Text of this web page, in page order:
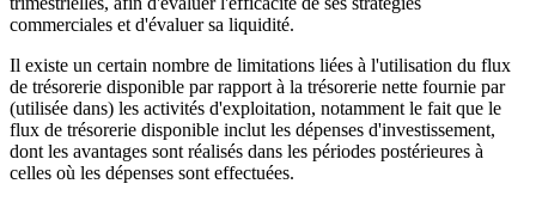
commerciales et d'évaluer sa liquidité.
Il existe un certain nombre de limitations liées à l'utilisation du flux
de trésorerie disponible par rapport à la trésorerie nette fournie par
(utilisée dans) les activités d'exploitation, notamment le fait que le
flux de trésorerie disponible inclut les dépenses d'investissement,
dont les avantages sont réalisés dans les périodes postérieures à
celles où les dépenses sont effectuées.